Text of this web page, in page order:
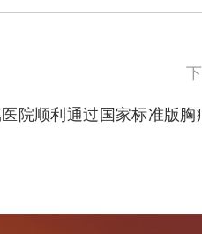
院顺利通过国家标准版胸